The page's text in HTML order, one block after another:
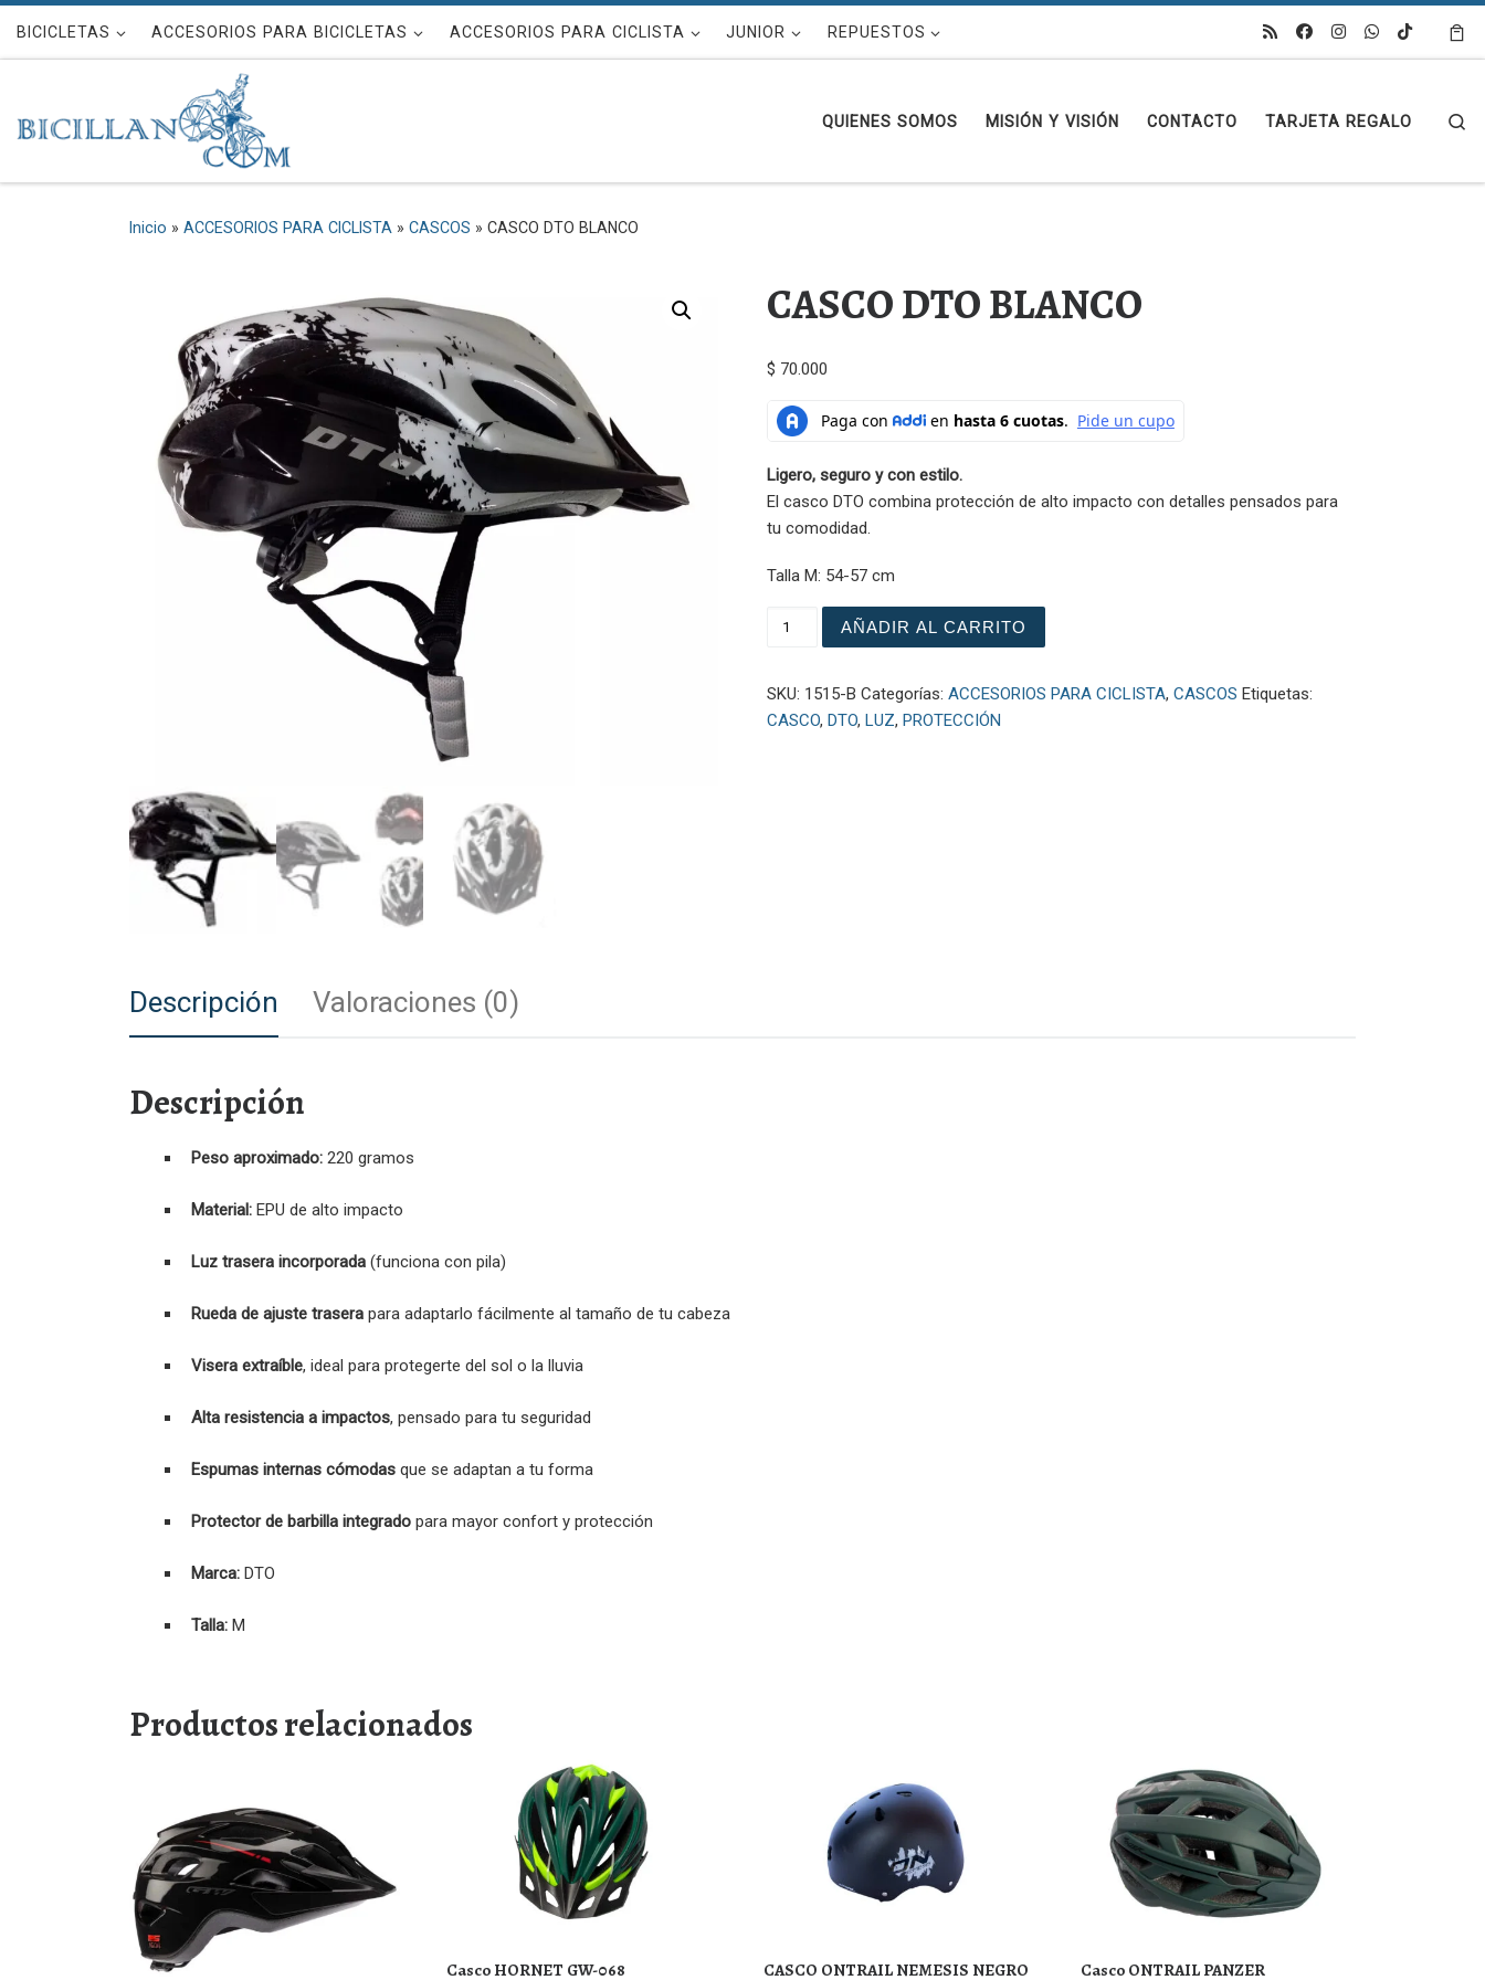
Saltar al contenido
BICICLETAS ACCESORIOS PARA BICICLETAS ACCESORIOS PARA CICLISTA JUNIOR REPUESTOS
QUIENES SOMOS MISIÓN Y VISIÓN CONTACTO TARJETA REGALO
Inicio » ACCESORIOS PARA CICLISTA » CASCOS » CASCO DTO BLANCO
CASCO DTO BLANCO
$ 70.000
Ligero, seguro y con estilo.
El casco DTO combina protección de alto impacto con detalles pensados para
tu comodidad.
Talla M: 54-57 cm
CASCO DTO BLANCO cantidad
AÑADIR AL CARRITO
SKU: 1515-B Categorías:ACCESORIOS PARA CICLISTA,CASCOS Etiquetas:
CASCO,DTO,LUZ,PROTECCIÓN
Descripción Valoraciones (0)
Descripción
Peso aproximado: 220 gramos
Material: EPU de alto impacto
Luz trasera incorporada (funciona con pila)
Rueda de ajuste trasera para adaptarlo fácilmente al tamaño de tu cabeza
Visera extraíble, ideal para protegerte del sol o la lluvia
Alta resistencia a impactos, pensado para tu seguridad
Espumas internas cómodas que se adaptan a tu forma
Protector de barbilla integrado para mayor confort y protección
Marca: DTO
Talla: M
Productos relacionados
Casco HORNET GW-068 CASCO ONTRAIL NEMESIS NEGRO Casco ONTRAIL PANZER